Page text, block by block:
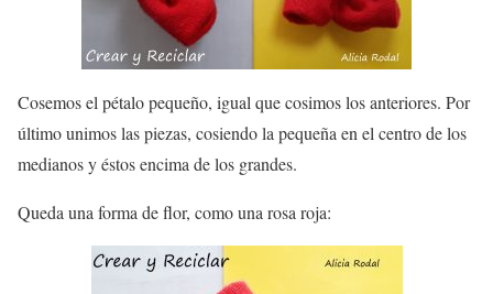
Cosemos el pétalo pequeño, igual que cosimos los anteriores. Por
último unimos las piezas, cosiendo la pequeña en el centro de los
medianos y éstos encima de los grandes.
Queda una forma de flor, como una rosa roja: